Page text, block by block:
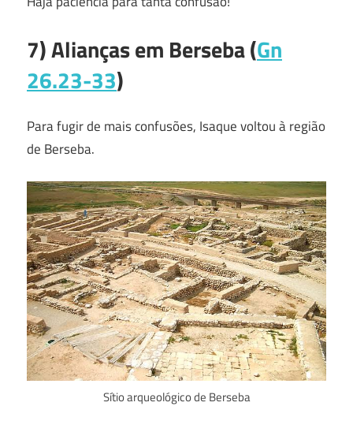
7) Alianças em Berseba (Gn
26.23-33)
Para fugir de mais confusões, Isaque voltou à região
de Berseba.
Sítio arqueológico de Berseba